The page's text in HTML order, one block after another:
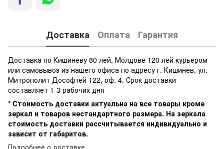
Доставка Оплата Гарантия
Доставка по Кишиневу 80 лей, Молдове 120 лей курьером
или самовывоз из нашего офиса по адресу г. Кишинев, ул.
Митрополит Дософтей 122, оф. 4. Срок доставки
составляет 1-3 рабочих дня
* Стоимость доставки актуальна на все товары кроме
зеркал и товаров нестандартного размера. На зеркала
стоимость доставки рассчитывается индивидуально и
зависит от габаритов.